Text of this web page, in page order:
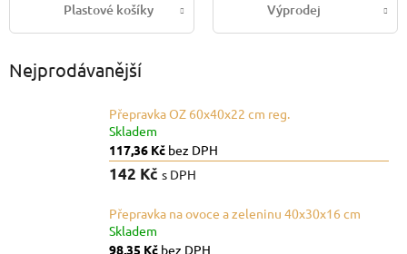
Plastové košíky Výprodej
Nejprodávanější
Přepravka OZ 60x40x22 cm reg.
Skladem
117,36 Kč bez DPH
142 Kč s DPH
Přepravka na ovoce a zeleninu 40x30x16 cm
Skladem
98,35 Kč bez DPH